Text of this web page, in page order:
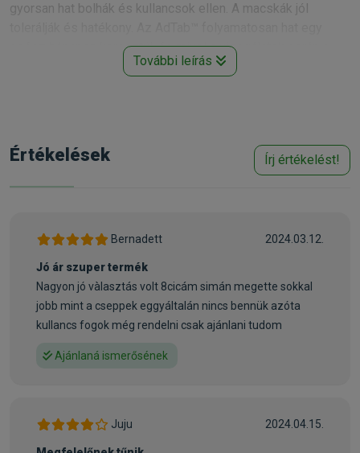
gyorsan hat bolhák és kullancsok ellen. A macskák jól
egész hónapon keresztül, és mivel a vizsgálatok során a
macskák 100%-a szerette, biztos lehet abban, hogy
biztonságosságát a gyártó ellenőrizte, és a hatóanyaga, a
lotilaner, nem lépett kölcsönhatásba más, kedvenceknél
gyakran használt gyógyszerekkel sem a klinikai vizsgálatok
Hogyan működik az AdTab™?
Kiterjedt kutatások igazolják, hogy az AdTab™-ot a macskák
jól tolerálják és kiemelkedően hatékony a használati
utasításban előírt adagban alkalmazva. Az AdTab™
hatóanyaga a lotilaner, ami túlzott stimulációt vált ki a bolhák
eredményezi. Az adagolást megelőzően a macskára került
órán belül kialakul, és a készítmény beadását követő egy
További leírás
Értékelések Írj értékelést!
Bernadett 2024.03.12.
Jó ár szuper termék
Nagyon jó vàlasztás volt 8cicám simán megette sokkal
jobb mint a cseppek eggyáltalán nincs bennük azóta
kullancs fogok még rendelni csak ajánlani tudom
Ajánlaná ismerősének
Juju 2024.04.15.